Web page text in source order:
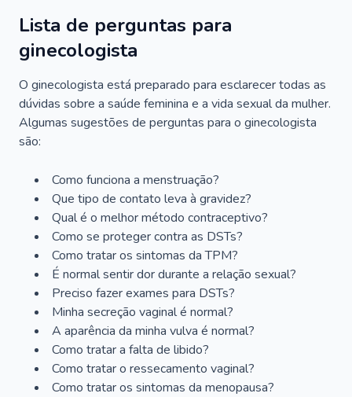
Lista de perguntas para
ginecologista
O ginecologista está preparado para esclarecer todas as
dúvidas sobre a saúde feminina e a vida sexual da mulher.
Algumas sugestões de perguntas para o ginecologista
são:
Como funciona a menstruação?
Que tipo de contato leva à gravidez?
Qual é o melhor método contraceptivo?
Como se proteger contra as DSTs?
Como tratar os sintomas da TPM?
É normal sentir dor durante a relação sexual?
Preciso fazer exames para DSTs?
Minha secreção vaginal é normal?
A aparência da minha vulva é normal?
Como tratar a falta de libido?
Como tratar o ressecamento vaginal?
Como tratar os sintomas da menopausa?